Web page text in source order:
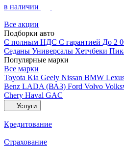
в наличии
Все акции
Подборки авто
С полным НДС С гарантией До 2
Седаны Универсалы Хетчбеки
Популярные марки
Все марки
Toyota Kia Geely Nissan BMW
Benz LADA (ВАЗ) Ford Volvo
Chery Haval GAC
Услуги
Кредитование
Страхование